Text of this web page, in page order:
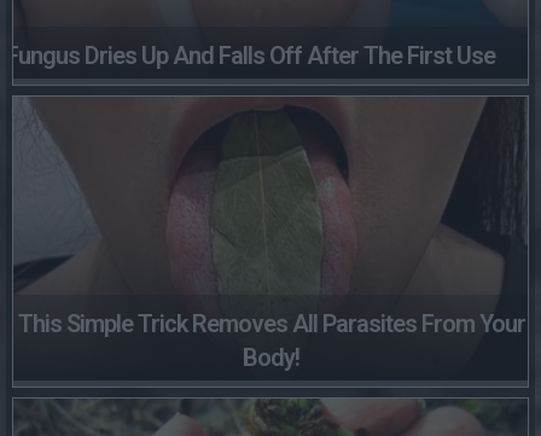
Fungus Dries Up And Falls Off After The First Use
This Simple Trick Removes All Parasites From Your
Body!